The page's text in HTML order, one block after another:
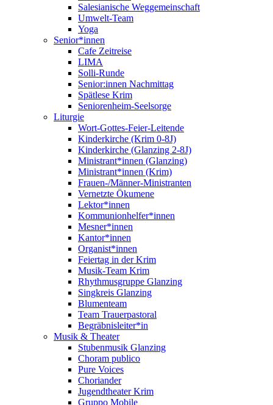
Salesianische Weggemeinschaft
Umwelt-Team
Yoga
Senior*innen
Cafe Zeitreise
LIMA
Solli-Runde
Senior:innen Nachmittag
Spätlese Krim
Seniorenheim-Seelsorge
Liturgie
Wort-Gottes-Feier-Leitende
Kinderkirche (Krim 0-8J)
Kinderkirche (Glanzing 2-8J)
Ministrant*innen (Glanzing)
Ministrant*innen (Krim)
Frauen-/Männer-Ministranten
Vernetzte Ökumene
Lektor*innen
Kommunionhelfer*innen
Mesner*innen
Kantor*innen
Organist*innen
Feiertag in der Krim
Musik-Team Krim
Rhythmusgruppe Glanzing
Singkreis Glanzing
Blumenteam
Team Trauerpastoral
Begräbnisleiter*in
Musik & Theater
Stubenmusik Glanzing
Choram publico
Pure Voices
Choriander
Jugendtheater Krim
Gruppo Mobile